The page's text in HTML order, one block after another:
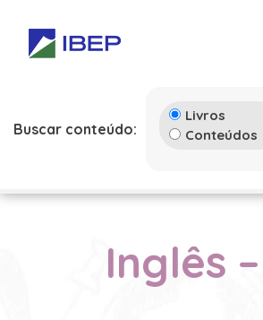
Buscar conteúdo:
Livros
Conteúdos
Inglês